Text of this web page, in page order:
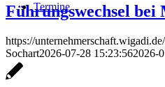
Termine
Führungswechsel
https://
Sochart2026-07-28 15:23:562026-